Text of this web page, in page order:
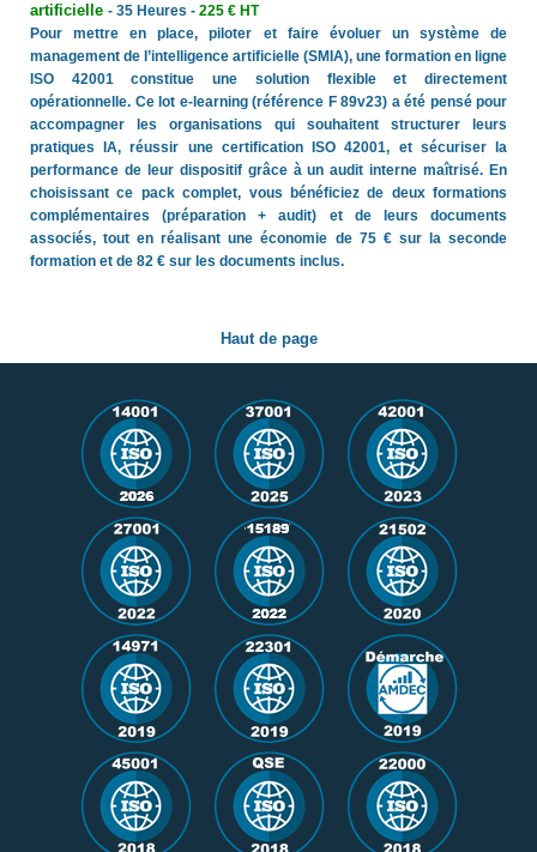
artificielle - 35 Heures - 225 € HT
Pour mettre en place, piloter et faire évoluer un système de
management de l’intelligence artificielle (SMIA), une formation en ligne
ISO 42001 constitue une solution flexible et directement
opérationnelle. Ce lot e-learning (référence F 89v23) a été pensé pour
accompagner les organisations qui souhaitent structurer leurs
pratiques IA, réussir une certification ISO 42001, et sécuriser la
performance de leur dispositif grâce à un audit interne maîtrisé. En
choisissant ce pack complet, vous bénéficiez de deux formations
complémentaires (préparation + audit) et de leurs documents
associés, tout en réalisant une économie de 75 € sur la seconde
formation et de 82 € sur les documents inclus.
Haut de page